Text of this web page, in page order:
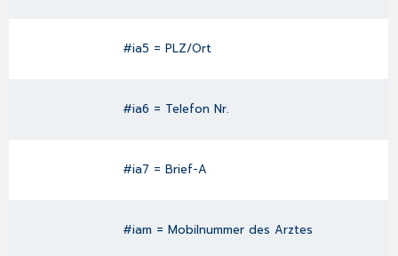
#ia5 = PLZ/Ort
#ia6 = Telefon Nr.
#ia7 = Brief-A
#iam = Mobilnummer des Arztes